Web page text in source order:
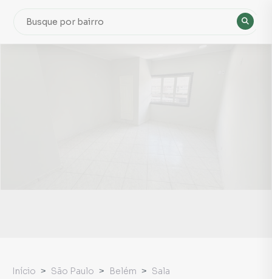
Início São Paulo Belém
Sala